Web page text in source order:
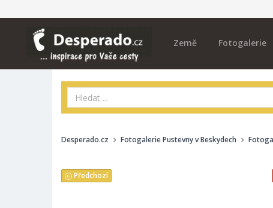
Země Fotogalerie
Desperado.cz Fotogalerie Pustevny v Beskydech
Předchozí